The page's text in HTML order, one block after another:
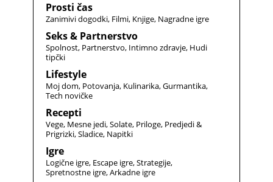
Prosti čas
Zanimivi dogodki Filmi Knjige Nagradne igre
Seks & Partnerstvo
Spolnost Partnerstvo Intimno zdravje Hudi
tipčki
Lifestyle
Moj dom Potovanja Kulinarika Gurmantika
Tech novičke
Recepti
Vege Mesne jedi Solate Priloge Predjedi &
Prigrizki Sladice Napitki
Igre
Logične igre Escape igre Strategije
Spretnostne igre Arkadne igre